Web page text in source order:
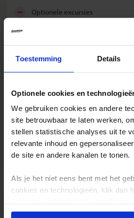
Toestemming Details
Optionele cookies en
We gebruiken cookies en andere
site betrouwbaar te laten werken,
stellen statistische analyses uit te
relevante inhoud en
de site en andere kanalen te tonen.
Als je het niet eens bent met het
cookies en technologieën, klik dan
onder aan de pagina op elk
optionele excursies
toeristenbelasting
boekingskosten
bijdrage Calamiteitenfonds
consumentenbijdrage SGR (€ 5,-
reis- en annuleringsverzekering
Reizen: de feiten op een rij
wij onze reizen organiseren. Daarom